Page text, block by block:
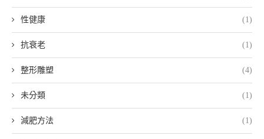
性健康 (1)
抗衰老 (1)
整形雕塑 (4)
未分類 (1)
減肥方法 (1)